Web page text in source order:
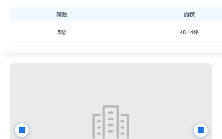
階数 面積
5階 48.14坪